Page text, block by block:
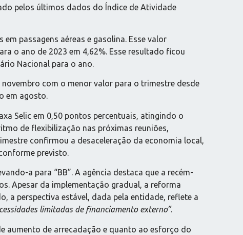
pelos últimos dados do Índice de Atividade
passagens aéreas e gasolina. Esse valor
o ano de 2023 em 4,62%. Esse resultado ficou
Nacional para o ano.
com o menor valor para o trimestre desde
em agosto.
Selic em 0,50 pontos percentuais, atingindo o
de flexibilização nas próximas reuniões,
confirmou a desaceleração da economia local,
previsto.
a para “BB”. A agência destaca que a recém-
Apesar da implementação gradual, a reforma
a perspectiva estável, dada pela entidade, reflete a
limitadas de financiamento externo”.
aumento de arrecadação e quanto ao esforço do